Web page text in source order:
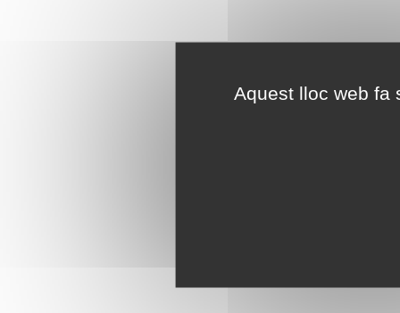
Aquest lloc web fa